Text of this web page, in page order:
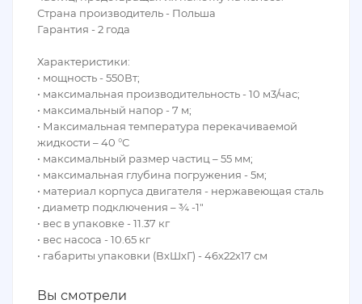
Страна производитель - Польша
Гарантия - 2 года
Характеристики:
• мощность - 550Вт;
• максимальная производительность - 10 м3/час;
• максимальный напор - 7 м;
• Максимальная температура перекачиваемой
жидкости – 40 °С
• максимальный размер частиц – 55 мм;
• максимальная глубина погружения - 5м;
• материал корпуса двигателя - нержавеющая сталь
• диаметр подключения – ¾ -1″
• вес в упаковке - 11.37 кг
• вес насоса - 10.65 кг
• габариты упаковки (ВхШхГ) - 46х22х17 см
Вы смотрели